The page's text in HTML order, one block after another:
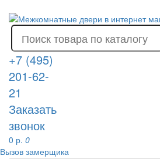
+7 (495)
201-62-
21
Заказать
звонок
0 р. 0
Вызов замерщика